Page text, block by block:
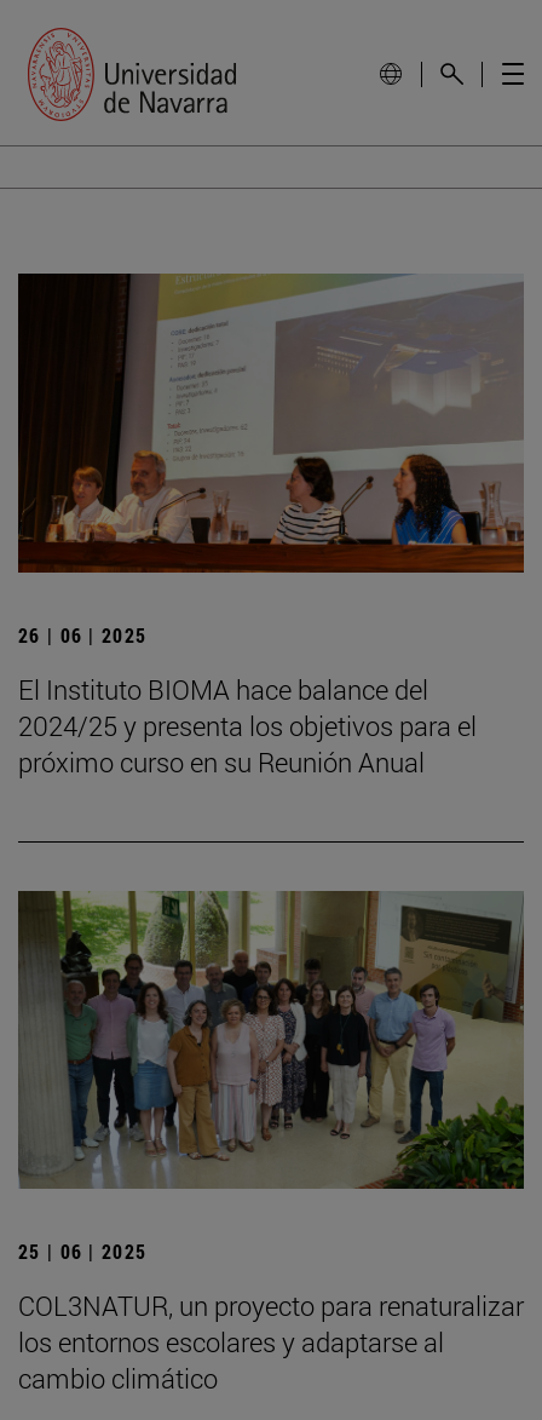
26 | 06 | 2025
El Instituto BIOMA hace balance del
2024/25 y presenta los objetivos para el
próximo curso en su Reunión Anual
25 | 06 | 2025
COL3NATUR, un proyecto para renaturalizar
los entornos escolares y adaptarse al
cambio climático